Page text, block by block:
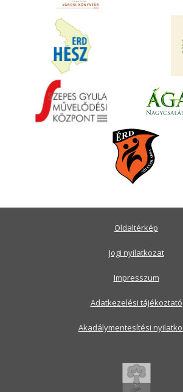
Oldaltérkép
Jogi nyilatkozat
Impresszum
Adatkezelési tájékoztató
Akadálymentesítési